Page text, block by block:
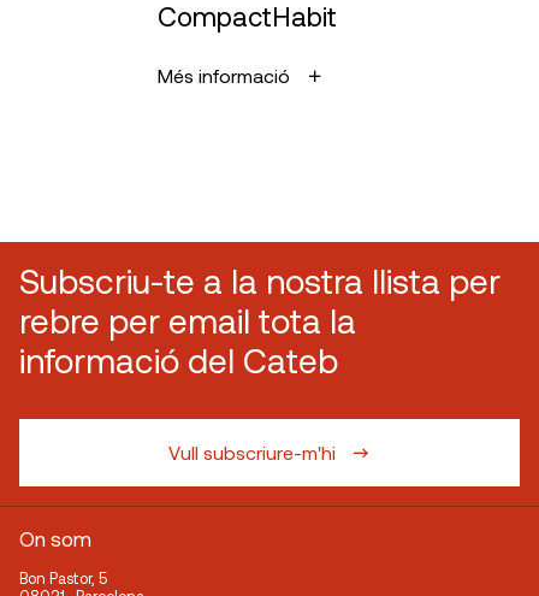
CompactHabit
Més informació
Subscriu-te a la nostra llista per
rebre per email tota la
informació del Cateb
Vull subscriure-m'hi
On som
Bon Pastor, 5